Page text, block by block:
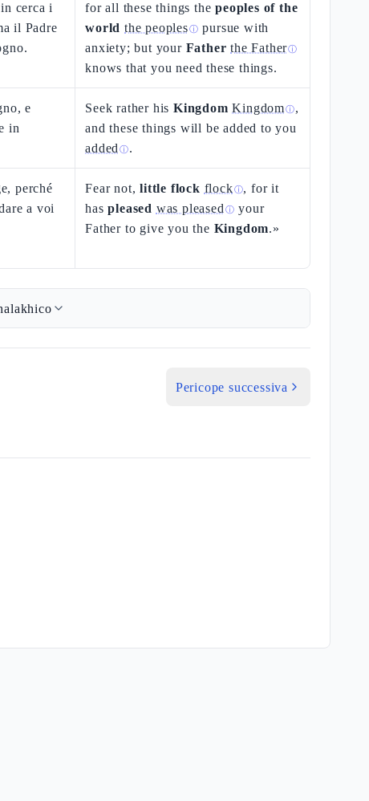
cerca i
il Padre
for all these things thepeoples of the
world the peoplesⓘ pursue with
anxiety; but your Father the Fatherⓘ
knows that you need these things.
e
in
Seek rather hisKingdom Kingdomⓘ,
and these things will be added to you
added ⓘ.
perché
a voi
Fear not,little flock flockⓘ, for it
haspleased was pleased ⓘ your
Father to give you the Kingdom.»
Pericope successiva